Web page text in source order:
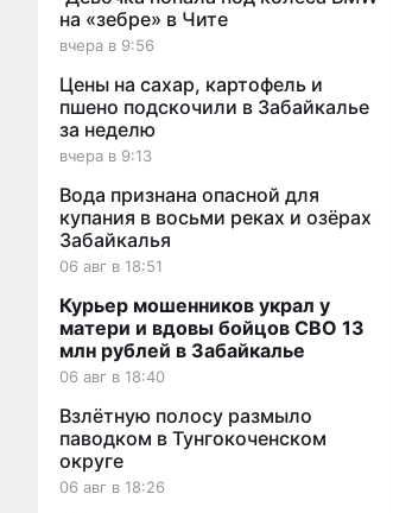
на «зебре» в Чите
вчера в 9:56
Цены на сахар, картофель и
пшено подскочили в Забайкалье
за неделю
вчера в 9:13
Вода признана опасной для
купания в восьми реках и озёрах
Забайкалья
06 авг в 18:51
Курьер мошенников украл у
матери и вдовы бойцов СВО 13
млн рублей в Забайкалье
06 авг в 18:40
Взлётную полосу размыло
паводком в Тунгокоченском
округе
06 авг в 18:26